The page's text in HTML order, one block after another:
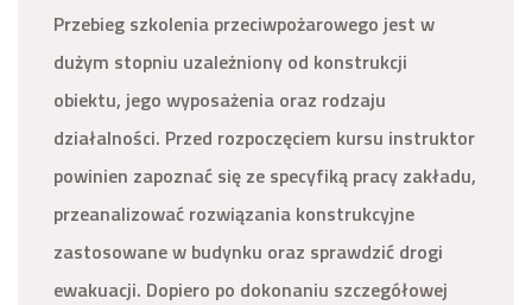
Przebieg szkolenia przeciwpożarowego jest w
dużym stopniu uzależniony od konstrukcji
obiektu, jego wyposażenia oraz rodzaju
działalności. Przed rozpoczęciem kursu instruktor
powinien zapoznać się ze specyfiką pracy zakładu,
przeanalizować rozwiązania konstrukcyjne
zastosowane w budynku oraz sprawdzić drogi
ewakuacji. Dopiero po dokonaniu szczegółowej